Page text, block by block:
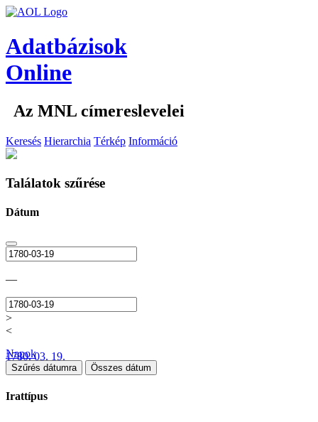
Adatbázisok
Online
Az MNL címereslevelei
Keresés Hierarchia Térkép Információ
Találatok szűrése
Dátum
—
>
<
1780. 03. 19.
Napok
Szűrés dátumra Összes dátum
Irattípus